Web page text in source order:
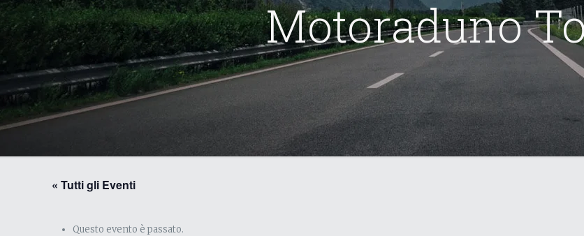
Motoraduno
« Tutti gli Eventi
Questo evento è passato.